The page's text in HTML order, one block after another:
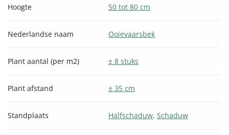
Hoogte 50 tot 80 cm
Nederlandse naam Ooievaarsbek
Plant aantal (per m2) ± 8 stuks
Plant afstand ± 35 cm
Standplaats Halfschaduw,Schaduw